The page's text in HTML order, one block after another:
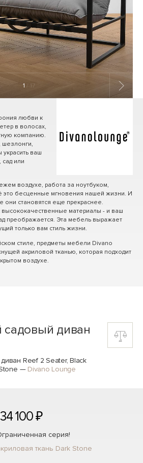
1 / 17
любви к
в волосах,
компанию.
шезлонги,
ваш
сад или
воздухе, работа за ноутбуком,
это бесценные мгновения нашей жизни. И
они становятся еще прекраснее.
материалы - и ваш
преображается. Эта мебель выражает
только вам стиль жизни.
стиле, предметы мебели Divano
акриловой тканью, которая подходит
воздухе.
диван
Reef 2 Seater, Black
— Divano Lounge
100 ₽
серия!
ткань Dark Stone